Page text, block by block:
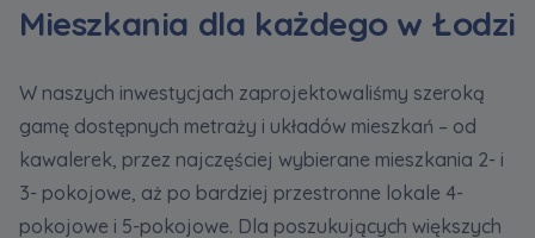
Mieszkania dla każdego w Łodzi
W naszych inwestycjach zaprojektowaliśmy szeroką
gamę dostępnych metraży i układów mieszkań – od
kawalerek, przez najczęściej wybierane mieszkania 2- i
3- pokojowe, aż po bardziej przestronne lokale 4-
pokojowe i 5-pokojowe. Dla poszukujących większych